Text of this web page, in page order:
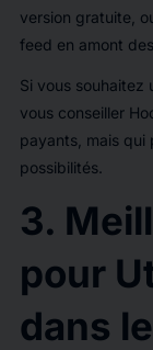
version gratuite,
feed en amont
Si vous souhaitez
vous conseiller
payants, mais qui
possibilités.
3.
pour
dans